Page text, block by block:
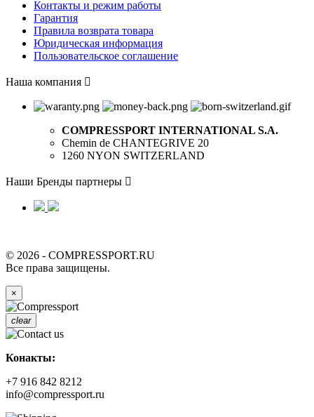
Контакты и режим работы
Гарантия
Правила возврата товара
Юридическая информация
Пользовательское соглашение
Наша компания 
COMPRESSPORT INTERNATIONAL S.A.
Chemin de CHANTEGRIVE 20
1260 NYON SWITZERLAND
Наши Бренды партнеры 
© 2026 - COMPRESSPORT.RU
Все права защищены.
×
clear
Конакты:
+7 916 842 8212
info@compressport.ru